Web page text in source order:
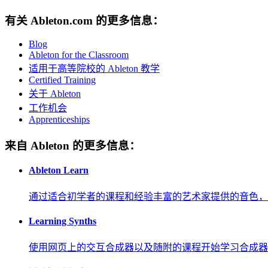
有关 Ableton.com 的更多信息：
Blog
Ableton for the Classroom
适用于高等院校的 Ableton 教学
Certified Training
关于 Ableton
工作机会
Apprenticeships
来自 Ableton 的更多信息：
Ableton Learn
通过适合初学者的课程和经验丰富的艺术家提供的音色，
Learning Synths
使用网页上的交互合成器以及随附的课程开始学习合成器